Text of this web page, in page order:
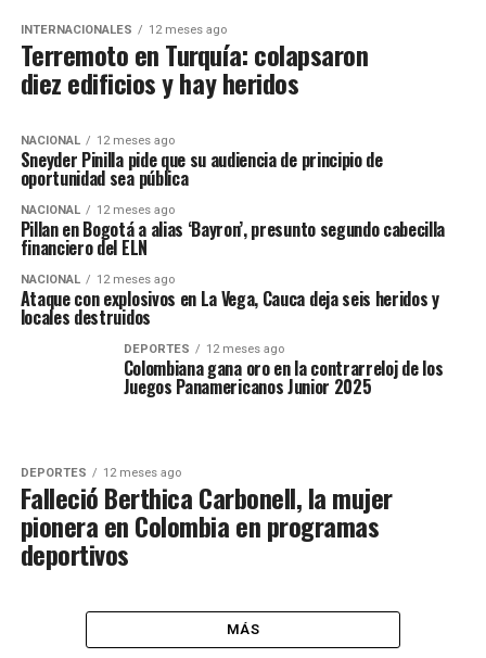
INTERNACIONALES 12 meses ago
Terremoto en Turquía: colapsaron
diez edificios y hay heridos
NACIONAL 12 meses ago
Sneyder Pinilla pide que su audiencia de principio de
oportunidad sea pública
NACIONAL 12 meses ago
Pillan en Bogotá a alias ‘Bayron’, presunto segundo cabecilla
financiero del ELN
NACIONAL 12 meses ago
Ataque con explosivos en La Vega, Cauca deja seis heridos y
locales destruidos
DEPORTES 12 meses ago
Colombiana gana oro en la contrarreloj de los
Juegos Panamericanos Junior 2025
DEPORTES 12 meses ago
Falleció Berthica Carbonell, la mujer
pionera en Colombia en programas
deportivos
MÁS